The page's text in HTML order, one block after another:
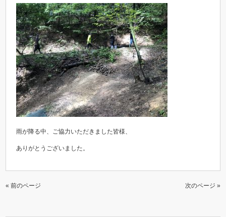
雨が降る中、ご協力いただきました皆様、
ありがとうございました。
« 前のページ 次のページ »